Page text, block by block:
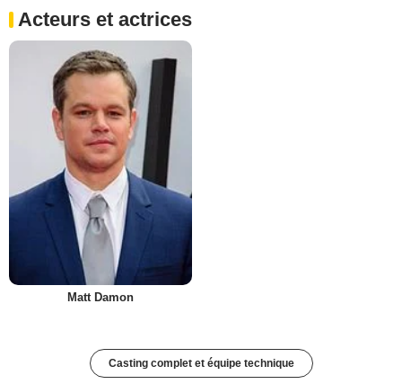
Acteurs et actrices
Matt Damon
Casting complet et équipe technique